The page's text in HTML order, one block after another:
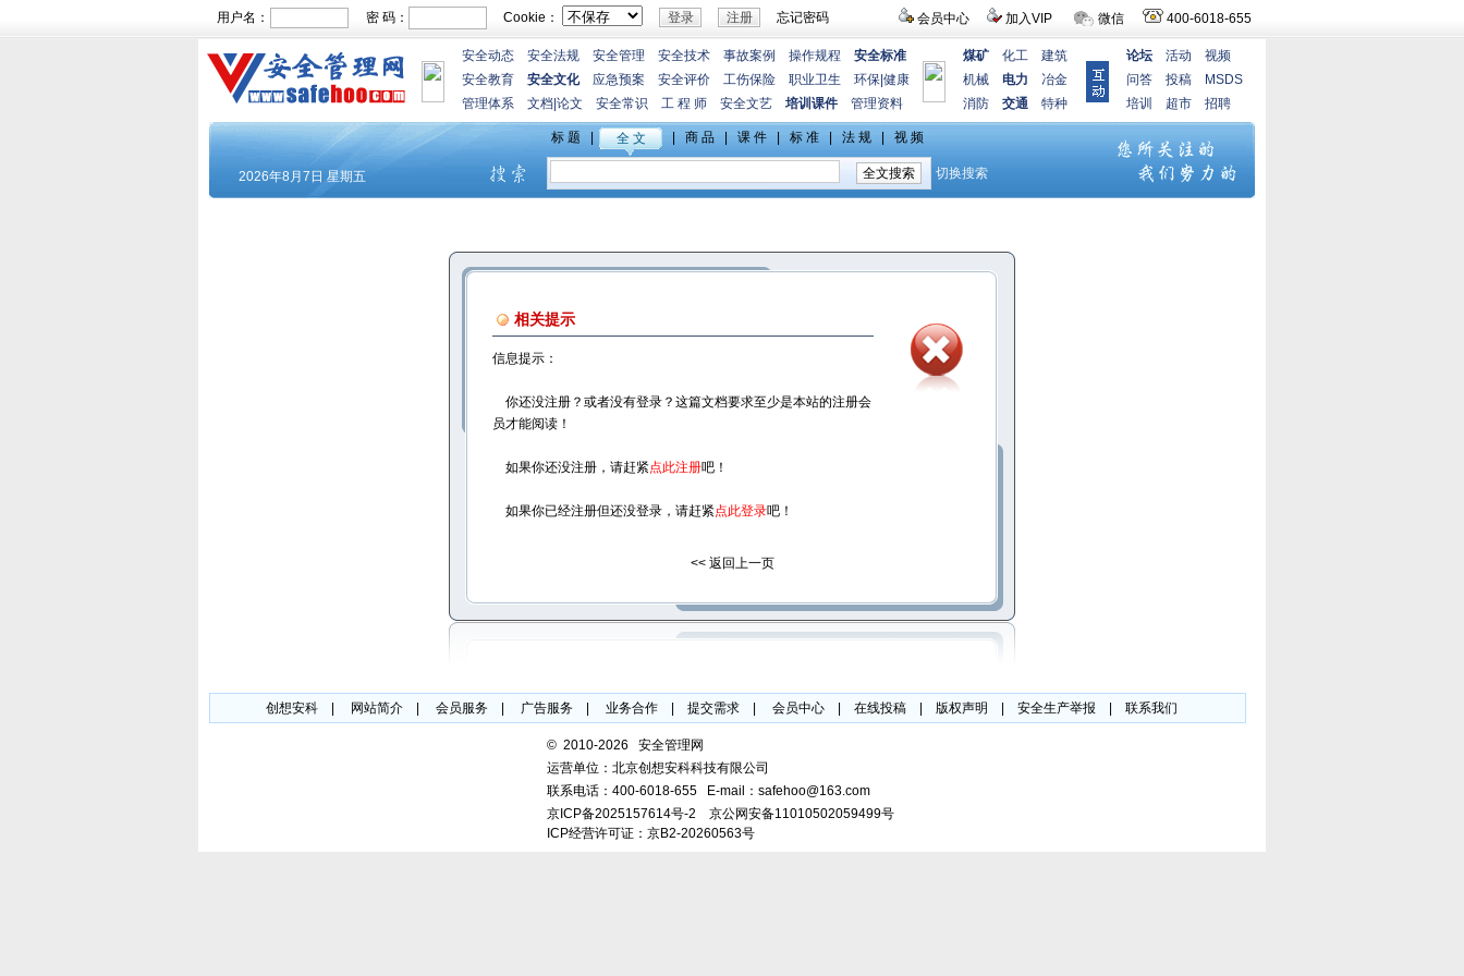
会员中心 加入VIP 微信 400-6018-655
用户名： 密 码： Cookie： 忘记密码
安全动态 安全法规 安全管理 安全技术 事故案例 操作规程
安全标准
安全教育
安全文化 应急预案 安全评价 工伤保险 职业卫生 环保 健康
管理体系
文档 论文 安全常识 工 程 师 安全文艺 培训课件 管理资料
煤矿 化工
建筑
机械
电力
冶金
消防
交通 特种
论坛 活动
视频
问答
投稿
MSDS
培训
超市 招聘
相关提示
信息提示：
你还没注册？或者没有登录？这篇文档要求至少是本站的注册会
员才能阅读！
如果你还没注册，请赶紧点此注册吧！
如果你已经注册但还没登录，请赶紧点此登录吧！
<< 返回上一页
创想安科| 网站简介| 会员服务| 广告服务| 业务合作| 提交需求| 会员中心| 在线投稿| 版权声明 安全生产举报 联系我们
© 2010-2026 安全管理网
运营单位：北京创想安科科技有限公司
联系电话： 400-6018-655 E-mail：safehoo@163.com
京ICP备2025157614号-2
京公网安备11010502059499号
ICP经营许可证：京B2-20260563号